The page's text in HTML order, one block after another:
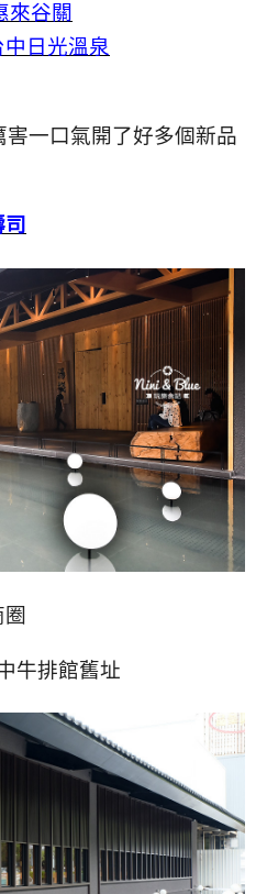
來谷關
中日光溫泉
害一口氣開了好多個新品
牛排館舊址